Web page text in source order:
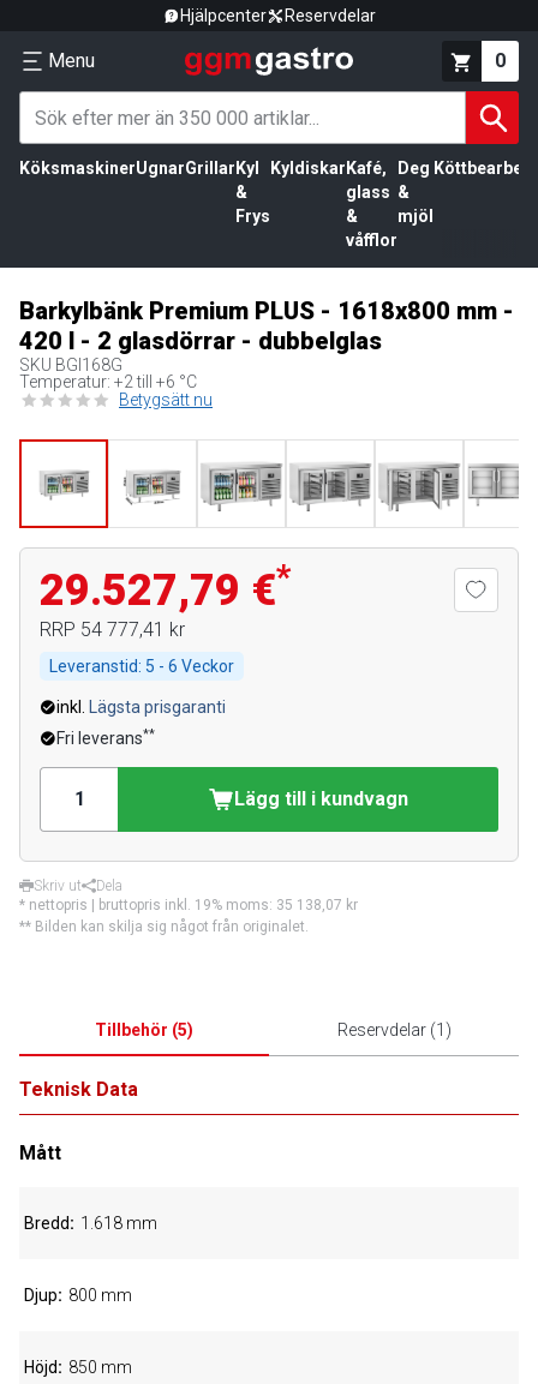
Hjälpcenter Reservdelar
Menu 0
KöksmaskinerUgnarGrillar Kyl
&
Frys
Kyldiskar Kafé,
glass
&
våfflor
Deg
&
mjöl
Barkylbänk Premium PLUS - 1618x800 mm -
420 l - 2 glasdörrar - dubbelglas
SKU BGI168G
Temperatur: +2 till +6 °C
Betygsätt nu
29.527,79 €*
RRP 54 777,41 kr
Leveranstid: 5 - 6 Veckor
inkl.
Lägsta prisgaranti
Fri leverans**
Lägg till i kundvagn
Skriv ut
Dela
* nettopris | bruttopris inkl. 19% moms: 35 138,07 kr
** Bilden kan skilja sig något från originalet.
Tillbehör (5) Reservdelar(1 )
Teknisk Data
Mått
Bredd 1.618 mm
Djup 800 mm
Höjd 850 mm